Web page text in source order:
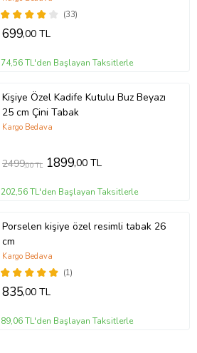
(33)
699,00 TL
74,56 TL'den Başlayan Taksitlerle
Kişiye Özel Kadife Kutulu Buz Beyazı
25 cm Çini Tabak
Kargo Bedava
2499,00 TL 1899,00 TL
202,56 TL'den Başlayan Taksitlerle
Porselen kişiye özel resimli tabak 26
cm
(1)
Kargo Bedava
835,00 TL
89,06 TL'den Başlayan Taksitlerle